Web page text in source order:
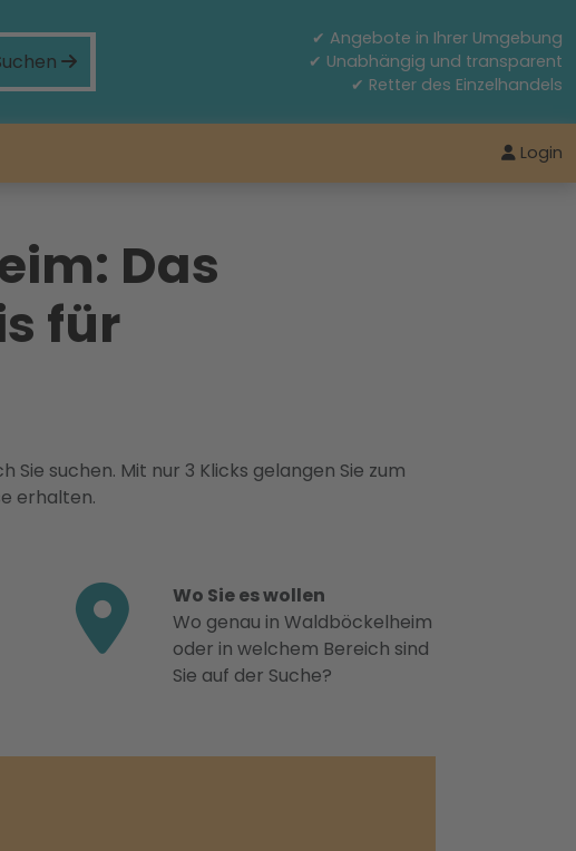
✔ Angebote in Ihrer Umgebung
✔ Unabhängig und transparent
✔ Retter des Einzelhandels
Login
Das
für
Sie suchen. Mit nur 3 Klicks gelangen Sie zum
erhalten.
Wo Sie es wollen
Wo genau in Waldböckelheim
oder in welchem Bereich sind
Sie auf der Suche?